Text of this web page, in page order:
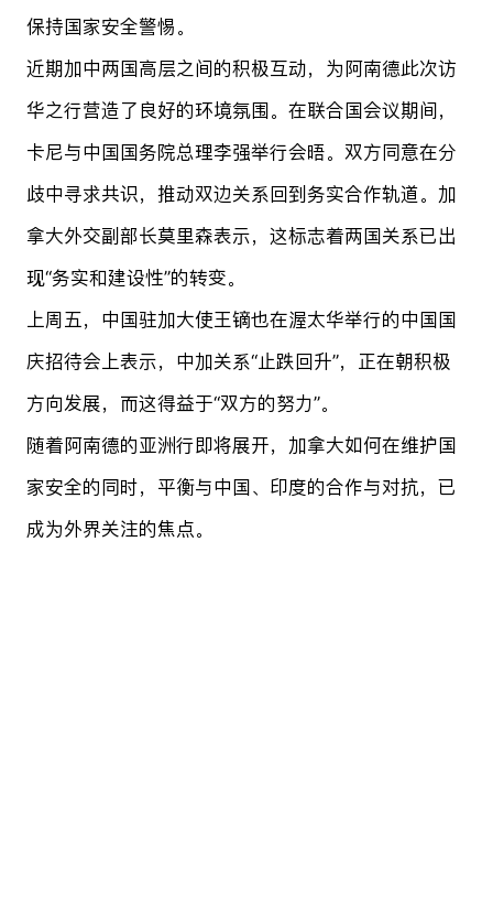
保持国家安全警惕。
近期加中两国高层之间的积极互动，为阿南德此次访
华之行营造了良好的环境氛围。在联合国会议期间，
卡尼与中国国务院总理李强举行会晤。双方同意在分
歧中寻求共识，推动双边关系回到务实合作轨道。加
拿大外交副部长莫里森表示，这标志着两国关系已出
现“务实和建设性”的转变。
上周五，中国驻加大使王镝也在渥太华举行的中国国
庆招待会上表示，中加关系“止跌回升”，正在朝积极
方向发展，而这得益于“双方的努力”。
随着阿南德的亚洲行即将展开，加拿大如何在维护国
家安全的同时，平衡与中国、印度的合作与对抗，已
成为外界关注的焦点。